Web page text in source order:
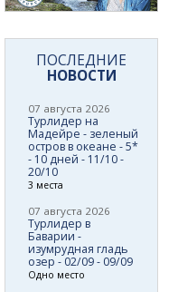
ПОСЛЕДНИЕ
НОВОСТИ
07 августа 2026
Турлидер на
Мадейре - зеленый
остров в океане - 5*
- 10 дней - 11/10 -
20/10
3 места
07 августа 2026
Турлидер в
Баварии -
изумрудная гладь
озер - 02/09 - 09/09
Одно место